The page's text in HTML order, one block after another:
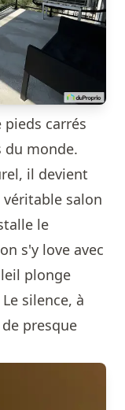
pieds carrés
du monde.
il devient
salon
le
s'y love avec
plonge
silence, à
presque